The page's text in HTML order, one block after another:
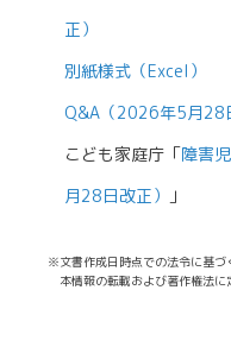
正）
別紙様式（Excel）
Q&A（2026年5月28
こども家庭庁「障害
月28日改正）
」
※文書作成日時点での法令に基づ
本情報の転載および著作権法に